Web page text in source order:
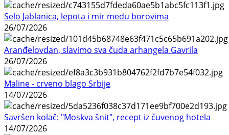
Selo Jablanica, lepota i mir među borovima
26/07/2026
Aranđelovdan, slavimo sva čuda arhangela Gavrila
26/07/2026
Maline - crveno blago Srbije
14/07/2026
Savršen kolač: "Moskva šnit", recept iz čuvenog hotela
14/07/2026